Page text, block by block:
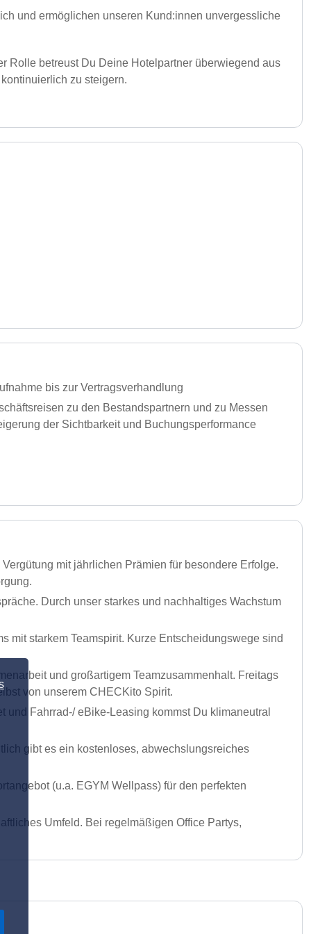
und ermöglichen unseren Kund:innen unvergessliche
Rolle betreust Du Deine Hotelpartner überwiegend aus
zu steigern.
bis zur Vertragsverhandlung
zu den Bestandspartnern und zu Messen
der Sichtbarkeit und Buchungsperformance
mit jährlichen Prämien für besondere Erfolge.
Durch unser starkes und nachhaltiges Wachstum
mit starkem Teamspirit. Kurze Entscheidungswege sind
und großartigem Teamzusammenhalt. Freitags
von unserem CHECKito Spirit.
Fahrrad-/ eBike-Leasing kommst Du klimaneutral
gibt es ein kostenloses, abwechslungsreiches
(u.a. EGYM Wellpass) für den perfekten
Umfeld. Bei regelmäßigen Office Partys,